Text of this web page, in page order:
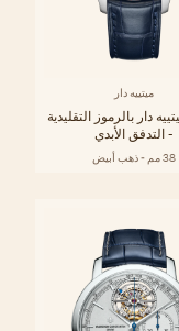
ميتييه دار
دار بالرموز التقليدية
- التدفق الأبدي
38 مم - ذهب أبيض